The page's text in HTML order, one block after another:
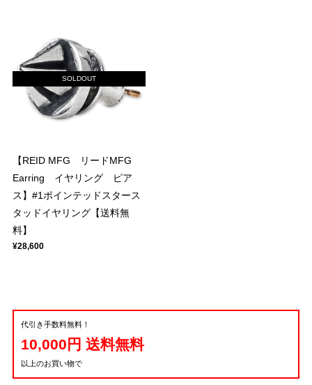
SOLDOUT
【REID MFG リードMFG
Earring イヤリング ピア
ス】#1ポインテッドスタース
タッドイヤリング【送料無
料】
¥28,600
代引き手数料無料！
10,000円 送料無料
以上のお買い物で